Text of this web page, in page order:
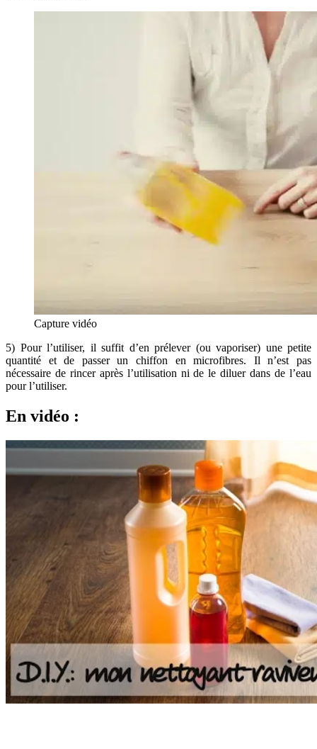
Capture vidéo
5) Pour l’utiliser, il suffit d’en prélever (ou vaporiser) une petite
quantité et de passer un chiffon en microfibres. Il n’est pas
nécessaire de rincer après l’utilisation ni de le diluer dans de l’eau
pour l’utiliser.
En vidéo :